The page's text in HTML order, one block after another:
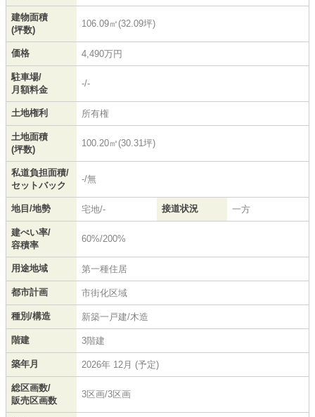
建物面積
(坪数)
106.09㎡(32.09坪)
価格 4,490万円
駐車場/
月額料金
-/-
土地権利 所有権
土地面積
(坪数)
100.20㎡(30.31坪)
私道負担面積/
セットバック
-/無
地目/地勢 宅地/- 接道状況 一方
建ぺい率/
容積率
60%/200%
用途地域 第一種住居
都市計画 市街化区域
種別/構造 新築一戸建/木造
階建 3階建
築年月 2026年 12月 (予定)
総区画数/
販売区画数
3区画/3区画